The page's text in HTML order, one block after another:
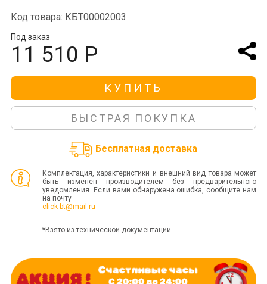
Код товара: КБТ00002003
Под заказ
11 510 Р
КУПИТЬ
БЫСТРАЯ ПОКУПКА
Бесплатная доставка
Комплектация, характеристики и внешний вид товара может
быть изменен производителем без предварительного
уведомления. Если вами обнаружена ошибка, сообщите нам
на почту
click-bt@mail.ru
*Взято из технической документации